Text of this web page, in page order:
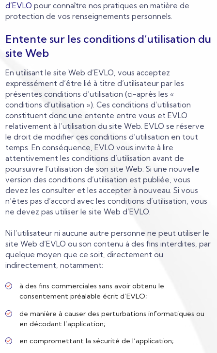
d’EVLO pour connaître nos pratiques en matière de
protection de vos renseignements personnels.
Entente sur les conditions d’utilisation du
site Web
En utilisant le site Web d’EVLO, vous acceptez
expressément d’être lié à titre d’utilisateur par les
présentes conditions d’utilisation (ci-après les «
conditions d’utilisation »). Ces conditions d’utilisation
constituent donc une entente entre vous et EVLO
relativement à l’utilisation du site Web. EVLO se réserve
le droit de modifier ces conditions d’utilisation en tout
temps. En conséquence, EVLO vous invite à lire
attentivement les conditions d’utilisation avant de
poursuivre l’utilisation de son site Web. Si une nouvelle
version des conditions d’utilisation est publiée, vous
devez les consulter et les accepter à nouveau. Si vous
n’êtes pas d’accord avec les conditions d’utilisation, vous
ne devez pas utiliser le site Web d’EVLO.
Ni l’utilisateur ni aucune autre personne ne peut utiliser le
site Web d’EVLO ou son contenu à des fins interdites, par
quelque moyen que ce soit, directement ou
indirectement, notamment:
à des fins commerciales sans avoir obtenu le
consentement préalable écrit d’EVLO;
de manière à causer des perturbations informatiques ou
en décodant l’application;
en compromettant la sécurité de l’application;